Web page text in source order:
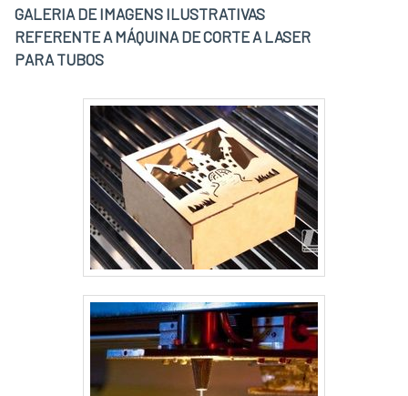
e saber mais sobre a empresa, os serviços e
os produtos..
GALERIA DE IMAGENS ILUSTRATIVAS
REFERENTE A MÁQUINA DE CORTE A LASER
PARA TUBOS